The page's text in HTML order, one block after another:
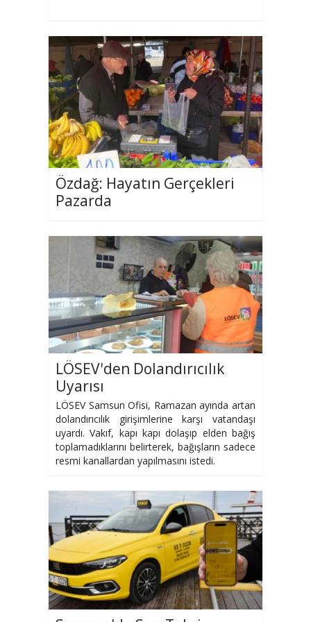
Özdağ: Hayatın Gerçekleri
Pazarda
LÖSEV'den Dolandırıcılık
Uyarısı
LÖSEV Samsun Ofisi, Ramazan ayında artan
dolandırıcılık girişimlerine karşı vatandaşı
uyardı. Vakıf, kapı kapı dolaşıp elden bağış
toplamadıklarını belirterek, bağışların sadece
resmi kanallardan yapılmasını istedi.